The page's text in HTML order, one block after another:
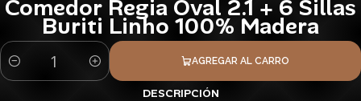
Comedor Regia Oval 2.1 + 6 Sillas
Buriti Linho 100% Madera
Cantidad
AGREGAR AL CARRO
DESCRIPCIÓN